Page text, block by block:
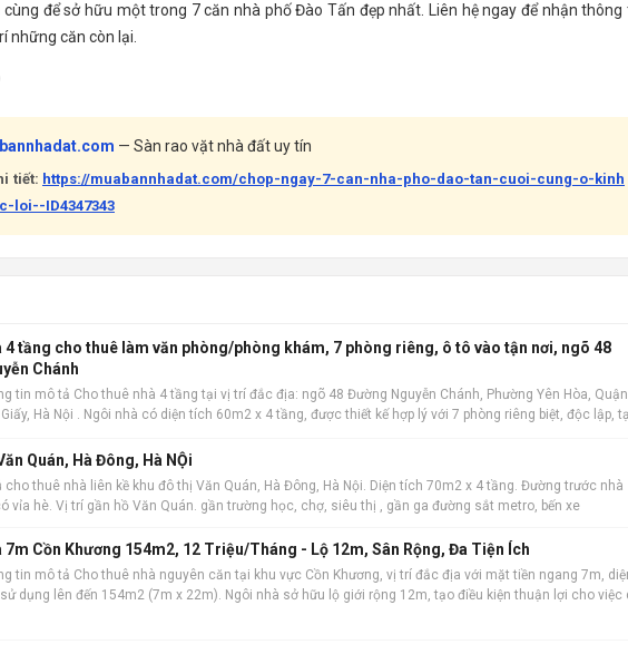
để sở hữu một trong 7 căn nhà phố Đào Tấn đẹp nhất. Liên hệ ngay để nhận thông
những căn còn lại.
— Sàn rao vặt nhà đất uy tín
tiết: https://muabannhadat.com/chop-ngay-7-can-nha-pho-dao-tan-cuoi-cung-o-kinh
loi--ID4347343
4 tầng cho thuê làm văn phòng/phòng khám, 7 phòng riêng, ô tô vào tận nơi, ngõ 48
Chánh
tin mô tả Cho thuê nhà 4 tầng tại vị trí đắc địa: ngõ 48 Đường Nguyễn Chánh, Phường Yên Hòa, Quận
Giấy, Hà Nội . Ngôi nhà có diện tích 60m2 x 4 tầng, được thiết kế hợp lý với 7 phòng riêng biệt, độc lập,
Quán, Hà Đông, Hà NỘi
thuê nhà liên kề khu đô thị Văn Quán, Hà Đông, Hà Nội. Diện tích 70m2 x 4 tầng. Đường trước nhà
vỉa hè. Vị trí gần hồ Văn Quán. gần trường học, chợ, siêu thị , gần ga đường sắt metro, bến xe
7m Cồn Khương 154m2, 12 Triệu/Tháng - Lộ 12m, Sân Rộng, Đa Tiện Ích
tin mô tả Cho thuê nhà nguyên căn tại khu vực Cồn Khương, vị trí đắc địa với mặt tiền ngang 7m,
dụng lên đến 154m2 (7m x 22m). Ngôi nhà sở hữu lộ giới rộng 12m, tạo điều kiện thuận lợi cho việc